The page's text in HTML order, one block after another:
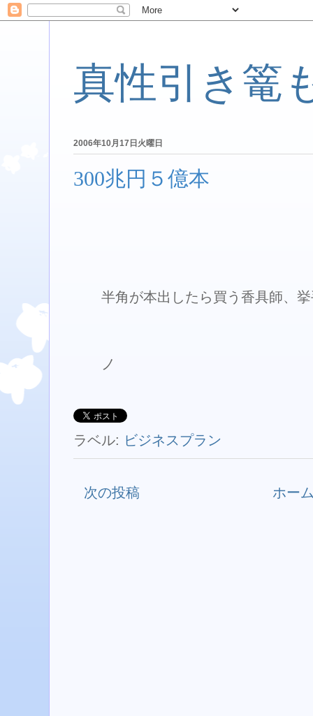
真性引き篭
2006年10月17日火曜日
300兆円５億本
半角が本出したら買う香具師、
ノ
ラベル: ビジネスプラン
次の投稿 ホー